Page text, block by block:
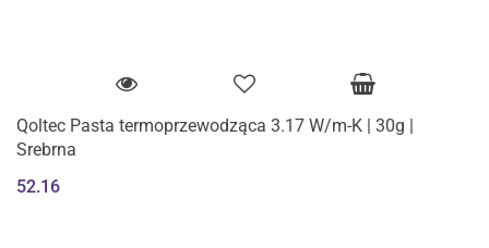
Qoltec Pasta termoprzewodząca 3.17 W/m-K | 30g |
Srebrna
52.16